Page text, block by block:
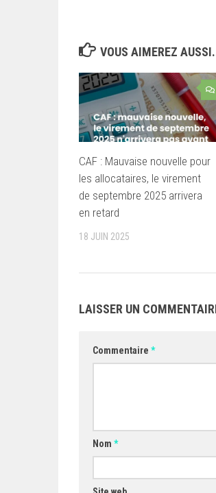
VOUS AIMEREZ
CAF : Mauvaise nouvelle pour
les allocataires, le virement
de septembre 2025 arrivera
en retard
18 JUIN 2025
LAISSER UN
Commentaire *
Nom *